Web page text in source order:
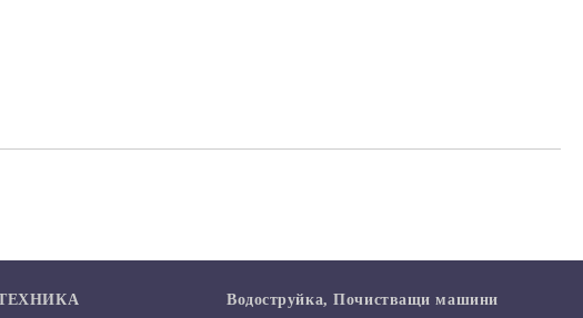
Водоструйка, Почистващи машини